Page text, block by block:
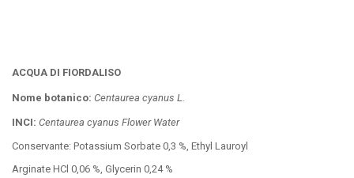
ACQUA DI FIORDALISO
Nome botanico: Centaurea cyanus L.
INCI: Centaurea cyanus Flower Water
Conservante: Potassium Sorbate 0,3 %, Ethyl Lauroyl
Arginate HCl 0,06 %, Glycerin 0,24 %